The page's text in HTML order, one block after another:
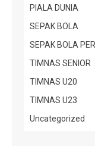
PIALA DUNIA
SEPAK BOLA
SEPAK BOLA
TIMNAS SENIOR
TIMNAS U20
TIMNAS U23
Uncategorized